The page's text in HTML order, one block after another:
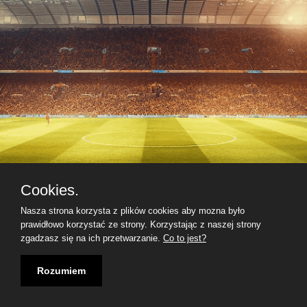
Cookies.
Nasza strona korzysta z plików cookies aby mozna było
prawidłowo korzystać ze strony. Korzystając z naszej strony
zgadzasz się na ich przetwarzanie. Co to jest?
Rozumiem